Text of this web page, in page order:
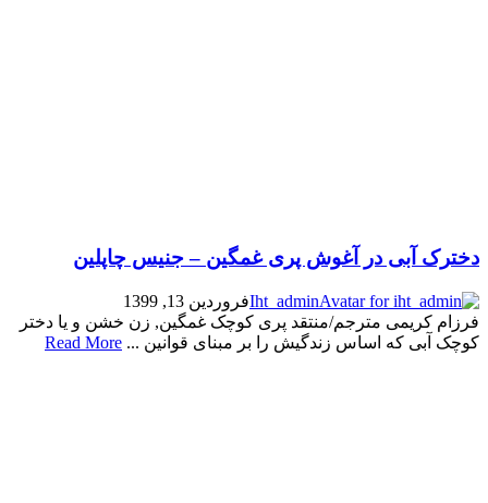
دخترک آبی در آغوش پری غمگین – جنیس چاپلین
Iht_adminفروردین 13, 1399
فرزام کریمی مترجم/منتقد پری کوچک غمگین, زن خشن و یا دختر
کوچک آبی که اساس زندگیش را بر مبنای قوانین ... Read More